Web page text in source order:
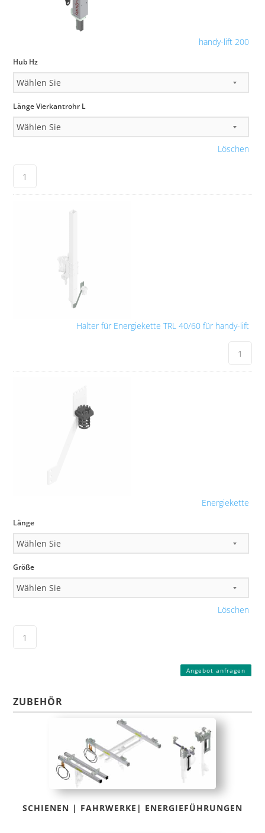
handy-lift 200
Hub Hz
Länge Vierkantrohr L
Löschen
Halter für Energiekette TRL 40/60 für handy-lift
Energiekette
Länge
Größe
Löschen
Angebot anfragen
ZUBEHÖR
SCHIENEN | FAHRWERKE| ENERGIEFÜHRUNGEN